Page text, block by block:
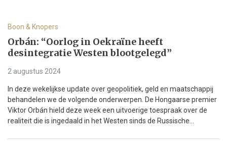
Boon & Knopers
Orbán: “Oorlog in Oekraïne heeft
desintegratie Westen blootgelegd”
2 augustus 2024
In deze wekelijkse update over geopolitiek, geld en maatschappij
behandelen we de volgende onderwerpen. De Hongaarse premier
Viktor Orbán hield deze week een uitvoerige toespraak over de
realiteit die is ingedaald in het Westen sinds de Russische...